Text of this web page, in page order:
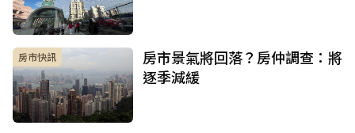
房市快訊
房市景氣將回落？房仲調查：將
逐季減緩